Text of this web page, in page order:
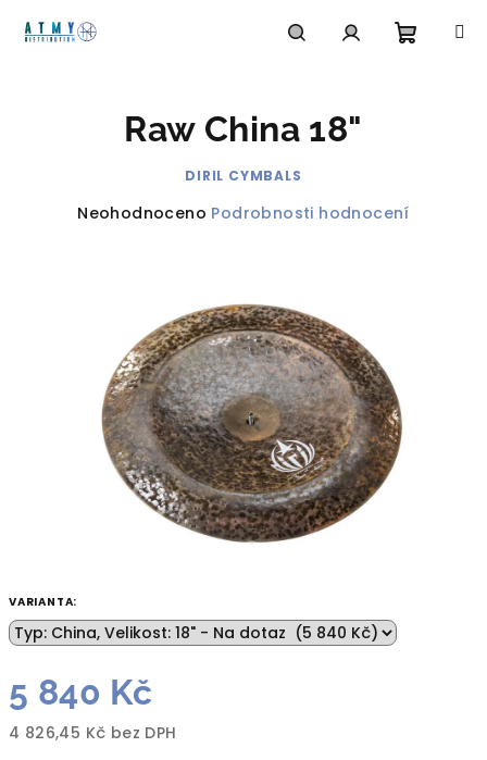
VARIANTA:
5 840 Kč
4 826,45 Kč bez DPH
Raw China 18"
DIRIL CYMBALS
Průměrné
hvězdiček.
Neohodnoceno Podrobnosti hodnocení